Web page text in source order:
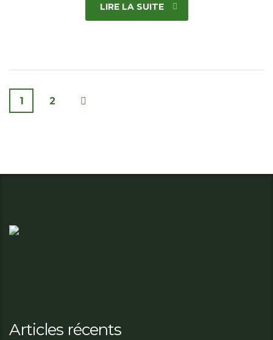
LIRE LA SUITE
1 2
Articles récents